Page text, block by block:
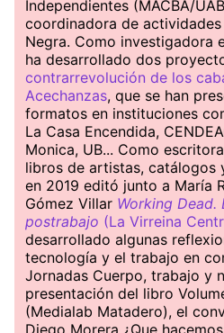
Independientes (MACBA/
coordinadora de
Negra. Como investigadora
ha desarrollado dos
contrarrevolución de los
Acechanzas, que se han
formatos en instituciones
La Casa Encendida,
Monica, UB... Como
libros de artistas, catálogos
en 2019 editó junto a María
Gómez Villar Working Dead.
postrabajo (La Virreina
desarrollado algunas
tecnología y el trabajo en
Jornadas Cuerpo, trabajo y
presentación del libro
(Medialab Matadero), el
Diego Morera ¿Que